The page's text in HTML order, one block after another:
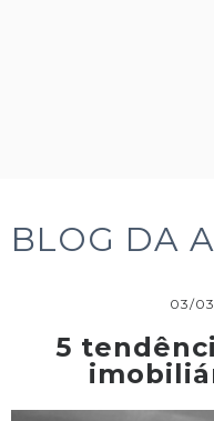
BLOG DA
03/
5